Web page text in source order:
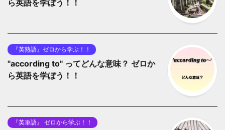
ら英語を学ぼう！！
『英熟語』ゼロから学ぶ！！
"according to" ってどんな意味？ ゼロか
ら英語を学ぼう！！
『英単語』 ゼロから学ぶ！！